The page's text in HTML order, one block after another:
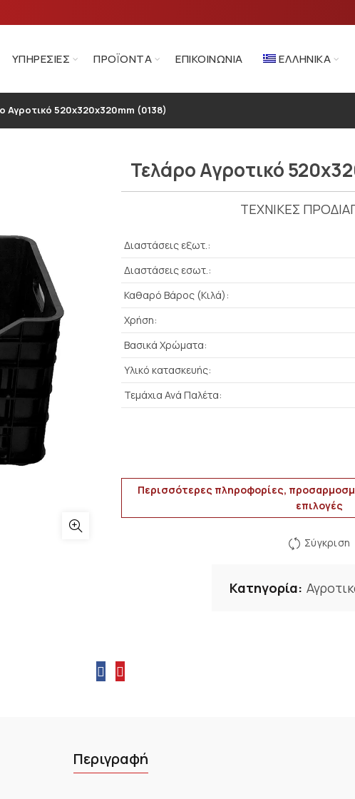
ΥΠΗΡΕΣΊΕΣ ΠΡΟΪΌΝΤΑ ΕΠΙΚΟΙΝΩΝΊΑ ΕΛΛΗΝΙΚΆ
Αγροτικό 520x320x320mm (0138)
Τελάρο Αγροτικό
ΤΕΧΝΙΚΕΣ
Διαστάσεις εξωτ.:
Διαστάσεις εσωτ.:
Καθαρό Βάρος (Κιλά):
Χρήση:
Βασικά Χρώματα:
Υλικό κατασκευής:
Τεμάχια Ανά Παλέτα:
Περισσότερες πληροφορίες,
επιλογές
Σύγκριση
Κατηγορία:
Περιγραφή